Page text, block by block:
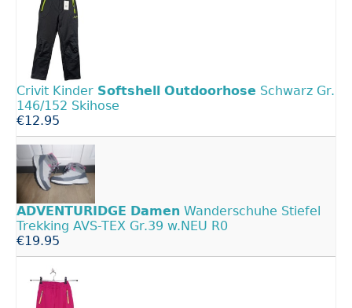
Crivit Kinder Softshell Outdoorhose Schwarz Gr.
146/152 Skihose
€12.95
ADVENTURIDGE Damen Wanderschuhe Stiefel
Trekking AVS-TEX Gr.39 w.NEU R0
€19.95